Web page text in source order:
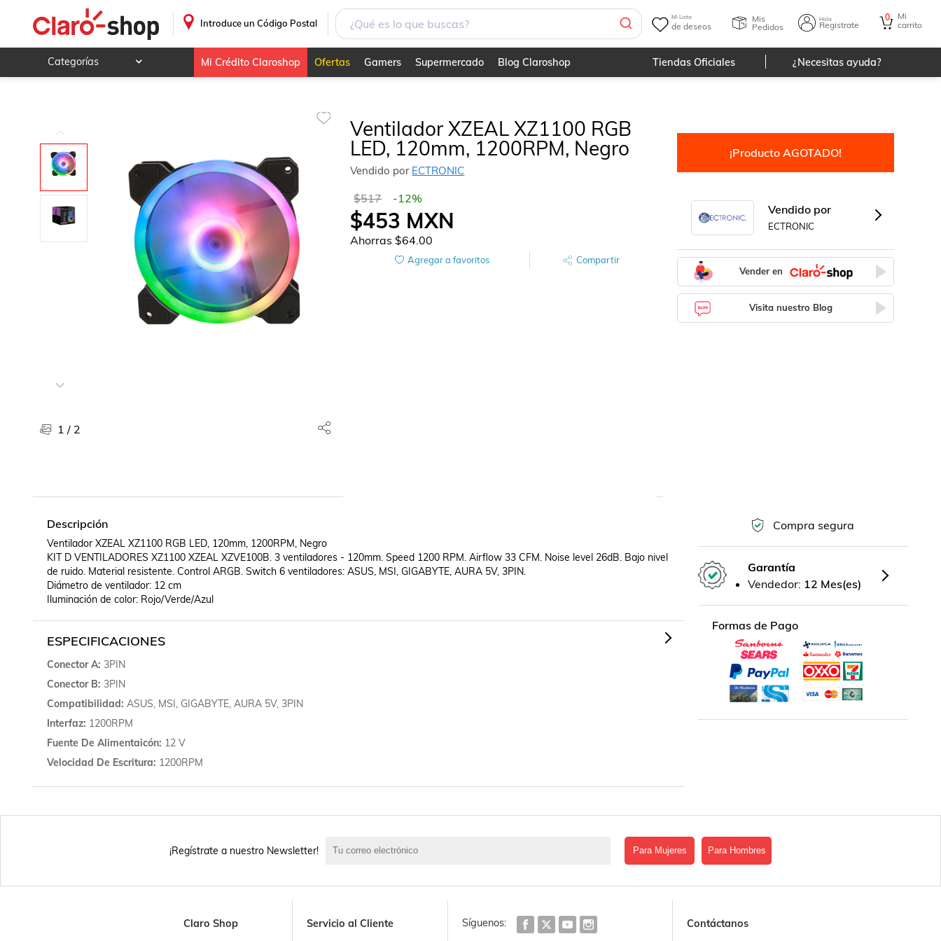
Introduce un Código Postal
Mi Lista
de deseos
Mis
Pedidos
Hola
Registrate
0
Mi
carrito
Categorías
Hogar y jardín
Deportes y ocio
Ropa, calzado y accesorios
Mamá y bebé
Salud, belleza y cuidado personal
Mi Crédito Claroshop Ofertas Gamers Supermercado Blog Claroshop Tiendas Oficiales ¿Necesitas ayuda?
1 / 2
Ventilador XZEAL XZ1100 RGB
LED, 120mm, 1200RPM, Negro
Vendido por ECTRONIC
$517 -12%
$453 MXN
Ahorras$64.00
Agregar a favoritos Compartir
¡Producto AGOTADO!
Vendido por
ECTRONIC
Vender en
Visita nuestro Blog
Descripción
Ventilador XZEAL XZ1100 RGB LED, 120mm, 1200RPM, Negro
KIT D VENTILADORES XZ1100 XZEAL XZVE100B. 3 ventiladores - 120mm. Speed 1200 RPM. Airflow 33 CFM. Noise level 26dB. Bajo nivel
de ruido. Material resistente. Control ARGB. Switch 6 ventiladores: ASUS, MSI, GIGABYTE, AURA 5V, 3PIN.
Diámetro de ventilador: 12 cm
Iluminación de color: Rojo/Verde/Azul
ESPECIFICACIONES
Conector A 3PIN
Conector B 3PIN
Compatibilidad ASUS, MSI, GIGABYTE, AURA 5V, 3PIN
Interfaz 1200RPM
Fuente De Alimentaicón 12 V
Velocidad De Escritura 1200RPM
Compra segura
Garantía
Vendedor: 12 Mes(es)
Formas de Pago
¡Regístrate a nuestro Newsletter! Para Mujeres Para Hombres
Claro Shop Servicio al Cliente Síguenos: Contáctanos